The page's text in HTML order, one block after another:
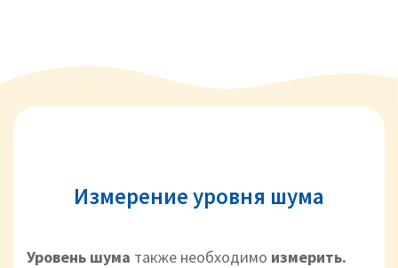
Измерение уровня шума
Уровень шума также необходимо измерить.